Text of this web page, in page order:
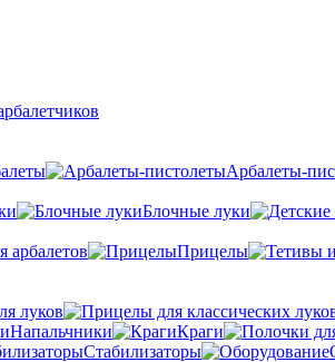
Арбалеты-
Блочные луки
арбалетов Прицелы
луков
Напальчники Краги
Стабилизаторы